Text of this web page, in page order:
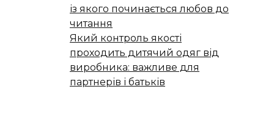
із якого починається любов до
читання
Який контроль якості
проходить дитячий одяг від
виробника: важливе для
партнерів і батьків